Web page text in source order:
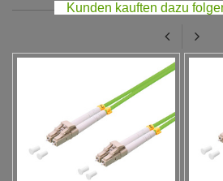
Kunden kauften dazu